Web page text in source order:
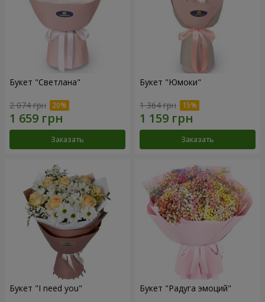
Букет "Светлана"
2 074 грн
Заказать
Букет "Юмоки"
1 364 грн
Заказать
Букет "I need you" Букет "Радуга эмоций"